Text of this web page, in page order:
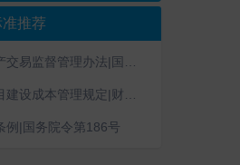
推荐
例|国务院令第186号